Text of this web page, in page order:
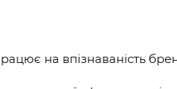
на впізнаваність